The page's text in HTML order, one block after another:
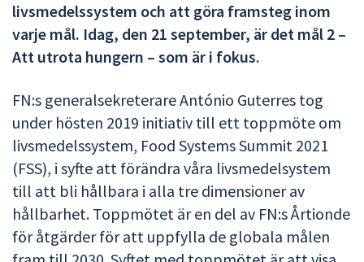
livsmedelssystem och att göra framsteg inom
varje mål. Idag, den 21 september, är det mål 2 –
Att utrota hungern – som är i fokus.
FN:s generalsekreterare António Guterres tog
under hösten 2019 initiativ till ett toppmöte om
livsmedelssystem, Food Systems Summit 2021
(FSS), i syfte att förändra våra livsmedelsystem
till att bli hållbara i alla tre dimensioner av
hållbarhet. Toppmötet är en del av FN:s Årtionde
för åtgärder för att uppfylla de globala målen